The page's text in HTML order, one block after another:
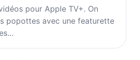
pour Apple TV+. On
popottes avec une featurette